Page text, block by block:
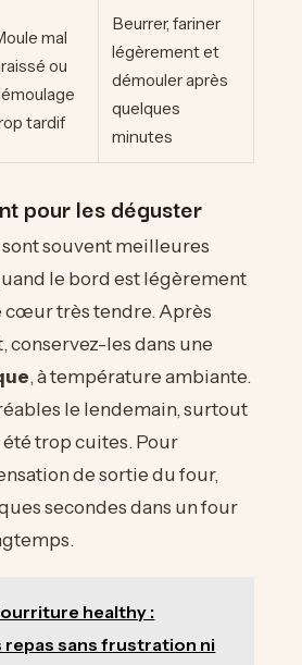
mal
ou
tardif
Beurrer, fariner
légèrement et
démouler après
quelques
minutes
pour les déguster
souvent meilleures
le bord est légèrement
cœur très tendre. Après
conservez-les dans une
, à température ambiante.
le lendemain, surtout
été trop cuites. Pour
de sortie du four,
secondes dans un four
healthy :
repas sans frustration ni